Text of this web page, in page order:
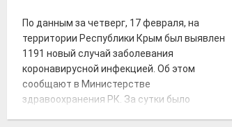
По данным за четверг, 17 февраля, на
территории Республики Крым был выявлен
1191 новый случай заболевания
коронавирусной инфекцией. Об этом
сообщают в Министерстве
здравоохранения РК. За сутки было